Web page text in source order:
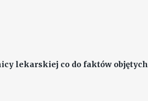
lekarskiej co do faktów objętych